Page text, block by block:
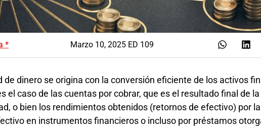
* Marzo 10, 2025 ED 109
de dinero se origina con la conversión eficiente de los activos
el caso de las cuentas por cobrar, que es el resultado final de
o bien los rendimientos obtenidos (retornos de efectivo) por
en instrumentos financieros o incluso por préstamos